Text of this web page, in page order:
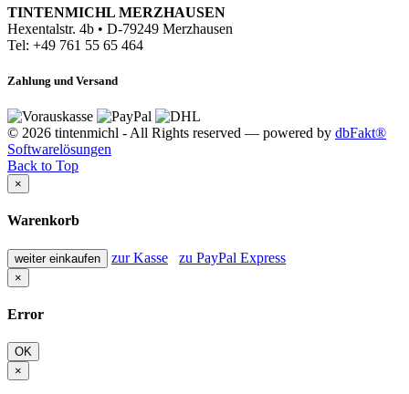
TINTENMICHL MERZHAUSEN
Hexentalstr. 4b • D-79249 Merzhausen
Tel: +49 761 55 65 464
Zahlung und Versand
© 2026 tintenmichl - All Rights reserved — powered by dbFakt®
Softwarelösungen
Back to Top
×
Warenkorb
weiter einkaufen zur Kasse zu PayPal Express
×
Error
OK
×